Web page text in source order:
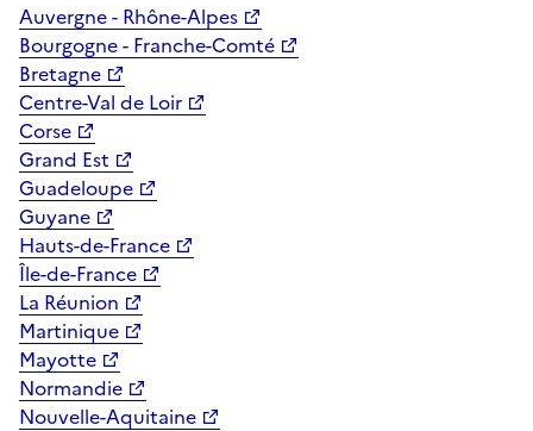
Auvergne - Rhône-Alpes
Bourgogne - Franche-Comté
Bretagne
Centre-Val de Loir
Corse
Grand Est
Guadeloupe
Guyane
Hauts-de-France
Île-de-France
La Réunion
Martinique
Mayotte
Normandie
Nouvelle-Aquitaine